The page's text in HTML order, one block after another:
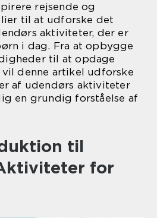
rejsende og
til at udforske det
aktiviteter, der er
i dag. Fra at opbygge
til at opdage
vil denne artikel udforske
af udendørs aktiviteter
en grundig forståelse af
til
for